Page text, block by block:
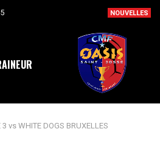
NOUVELLES
vs WHITE DOGS BRUXELLES